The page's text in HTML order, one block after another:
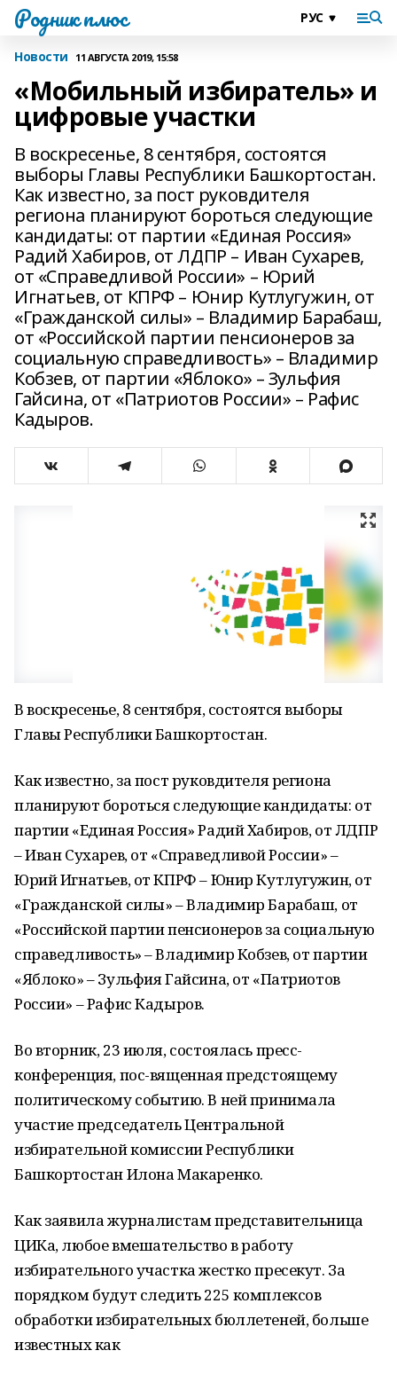
Родник плюс
Новости 11 АВГУСТА 2019, 15:58
«Мобильный избиратель» и
цифровые участки
В воскресенье, 8 сентября, состоятся
выборы Главы Республики Башкортостан.
Как известно, за пост руковдителя
региона планируют бороться следующие
кандидаты: от партии «Единая Россия»
Радий Хабиров, от ЛДПР – Иван Сухарев,
от «Справедливой России» – Юрий
Игнатьев, от КПРФ – Юнир Кутлугужин, от
«Гражданской силы» – Владимир Барабаш,
от «Российской партии пенсионеров за
социальную справедливость» – Владимир
Кобзев, от партии «Яблоко» – Зульфия
Гайсина, от «Патриотов России» – Рафис
Кадыров.
В воскресенье, 8 сентября, состоятся выборы
Главы Республики Башкортостан.
Как известно, за пост руковдителя региона
планируют бороться следующие кандидаты: от
партии «Единая Россия» Радий Хабиров, от ЛДПР
– Иван Сухарев, от «Справедливой России» –
Юрий Игнатьев, от КПРФ – Юнир Кутлугужин, от
«Гражданской силы» – Владимир Барабаш, от
«Российской партии пенсионеров за социальную
справедливость» – Владимир Кобзев, от партии
«Яблоко» – Зульфия Гайсина, от «Патриотов
России» – Рафис Кадыров.
Во вторник, 23 июля, состоялась пресс-
конференция, пос-вященная предстоящему
политическому событию. В ней принимала
участие председатель Центральной
избирательной комиссии Республики
Башкортостан Илона Макаренко.
Как заявила журналистам представительница
ЦИКа, любое вмешательство в работу
избирательного участка жестко пресекут. За
порядком будут следить 225 комплексов
обработки избирательных бюллетеней, больше
известных как